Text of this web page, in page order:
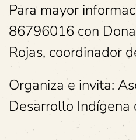
Para mayor
86796016 con
Rojas, coordinador
Organiza e invita:
Desarrollo Indígena